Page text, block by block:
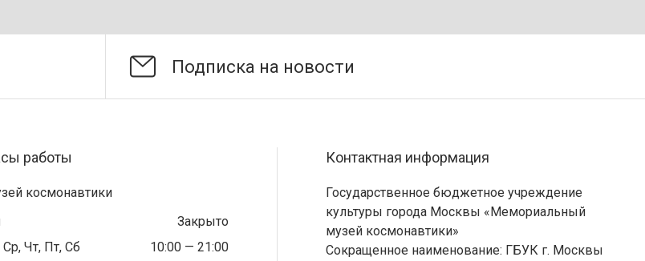
работы
космонавтики
Закрыто
Ср, Чт, Пт, Сб
10:00 — 21:00
Контактная информация
Государственное бюджетное учреждение
культуры города Москвы «Мемориальный
музей космонавтики»
Сокращенное наименование: ГБУК г. Москвы